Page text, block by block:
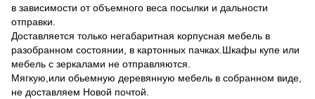
в зависимости от объемного веса посылки и дальности
отправки.
Доставляется только негабаритная корпусная мебель в
разобранном состоянии, в картонных пачках.Шкафы купе или
мебель с зеркалами не отправляются.
Мягкую,или обьемную деревянную мебель в собранном виде,
не доставляем Новой почтой.